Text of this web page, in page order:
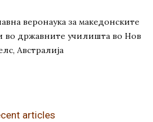
веронаука за македонските
во државните училишта во Нов
Австралија
articles